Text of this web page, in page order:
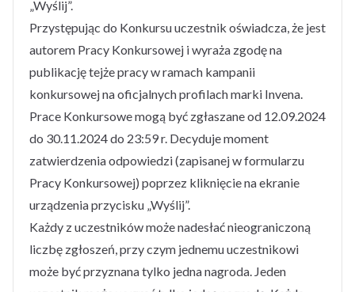
„Wyślij”.
Przystępując do Konkursu uczestnik oświadcza, że jest
autorem Pracy Konkursowej i wyraża zgodę na
publikację tejże pracy w ramach kampanii
konkursowej na oficjalnych profilach marki Invena.
Prace Konkursowe mogą być zgłaszane od 12.09.2024
do 30.11.2024 do 23:59 r. Decyduje moment
zatwierdzenia odpowiedzi (zapisanej w formularzu
Pracy Konkursowej) poprzez kliknięcie na ekranie
urządzenia przycisku „Wyślij”.
Każdy z uczestników może nadesłać nieograniczoną
liczbę zgłoszeń, przy czym jednemu uczestnikowi
może być przyznana tylko jedna nagroda. Jeden